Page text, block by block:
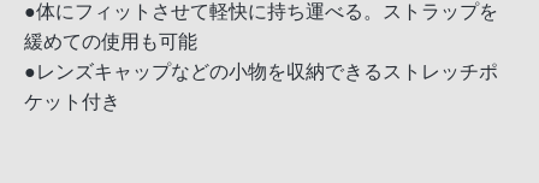
●体にフィットさせて軽快に持ち運べる。ストラップを
緩めての使用も可能
●レンズキャップなどの小物を収納できるストレッチポ
ケット付き